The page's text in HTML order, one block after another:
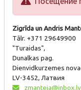
Zigrīda un Andris
Tālr. +371 29649900
"Turaidas",
Dunalkas pag.
Dienvidkurzemes
LV-3452, Латвия
zmanteja@inbox.lv